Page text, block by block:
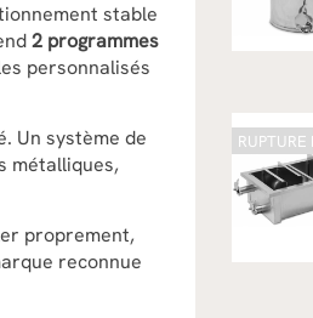
stable
2 programmes
personnalisés
Un système de
métalliques,
proprement,
reconnue
RUPTURE